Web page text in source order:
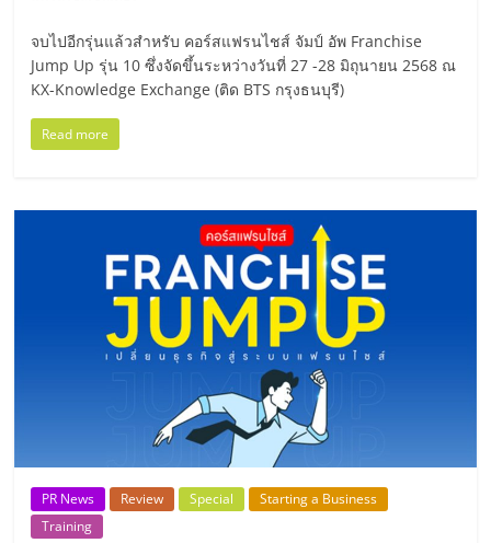
ไชส์,
ศูนย์
รวม
แฟ
ไชส์
พร้อม
ทำเล
สำหรับ
จบไปอีกรุ่นแล้วสำหรับ คอร์สแฟรนไชส์ จัมป์ อัพ Franchise
Jump Up รุ่น 10 ซึ่งจัดขึ้นระหว่างวันที่ 27 -28 มิถุนายน 2568 ณ
KX-Knowledge Exchange (ติด BTS กรุงธนบุรี)
Read more
PR News Review Special
Starting a Business
Training